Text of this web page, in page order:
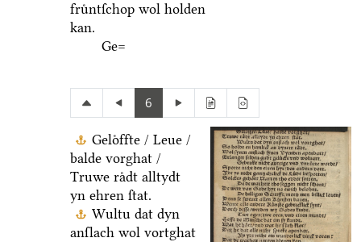
fruͤntſchop wol holden
kan.
Ge=
6
Geloͤffte / Leue /
balde vorghat /
Truwe raͤdt alltydt
yn ehren ſtat.
Wultu dat dyn
anſlach wol vortghat